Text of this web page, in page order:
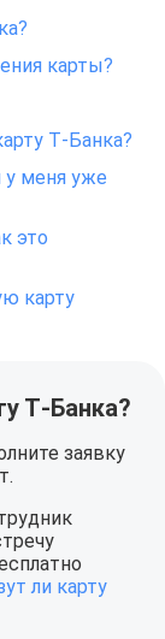
карты?
Т‑Банка?
у меня уже
это
карту
Т‑Банка?
заявку
ли карту